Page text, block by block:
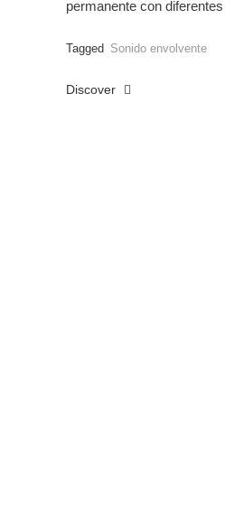
permanente con
Tagged Sonido envolvente
Discover